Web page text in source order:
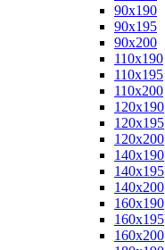
90x190
90x195
90x200
110x190
110x195
110x200
120x190
120x195
120x200
140x190
140x195
140x200
160x190
160x195
160x200